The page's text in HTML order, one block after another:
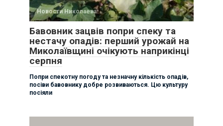
Новости Николаева
Бавовник зацвів попри спеку та
нестачу опадів: перший урожай на
Миколаївщині очікують наприкінці
серпня
Попри спекотну погоду та незначну кількість опадів,
посіви бавовнику добре розвиваються. Цю культуру
посіяли